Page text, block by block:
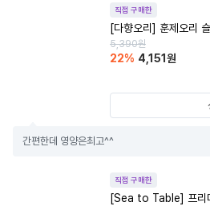
직접 구매한
[다향오리] 훈제오리
5,390원
22% 4,151 원
간편한데 영양은최고^^
직접 구매한
[Sea to Table] 프리